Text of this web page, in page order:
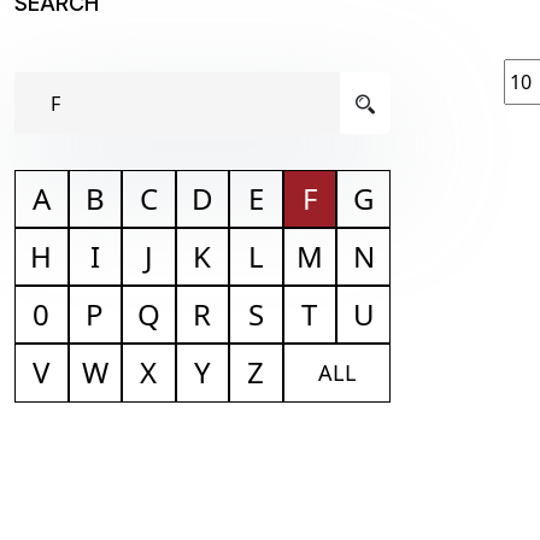
A B C D E F
G
H
I J K L M
N
0
P Q R S T
U
V
W X Y Z ALL